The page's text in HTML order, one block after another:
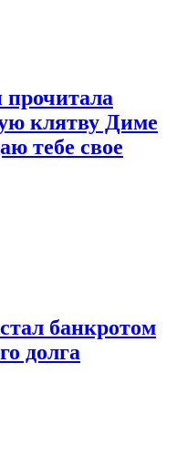
прочитала
клятву Диме
тебе свое
банкротом
долга